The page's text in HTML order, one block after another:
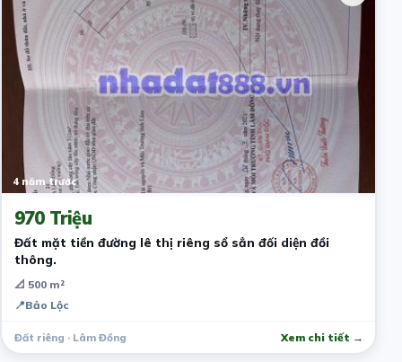
4 năm trước
970 Triệu
Đất mặt tiền đường lê thị riêng sổ sẳn đối diện đồi
thông.
📐 500 m²
📍Bảo Lộc
Đất riêng · Lâm Đồng Xem chi tiết →